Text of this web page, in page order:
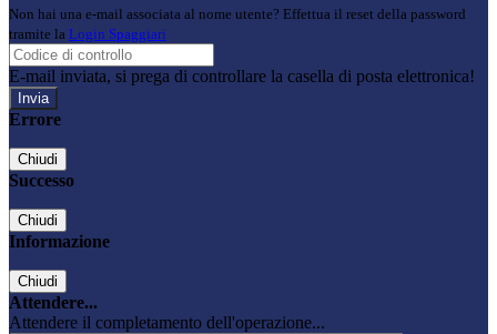
Non hai una e-mail associata al nome utente? Effettua il reset della password
tramite la Login Spaggiari
E-mail inviata, si prega di controllare la casella di posta elettronica!
Errore
Chiudi
Successo
Chiudi
Informazione
Chiudi
Attendere...
Attendere il completamento dell'operazione...